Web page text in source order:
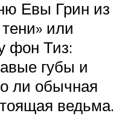
Евы Грин из
или
фон Тиз:
губы и
ли обычная
ведьма.